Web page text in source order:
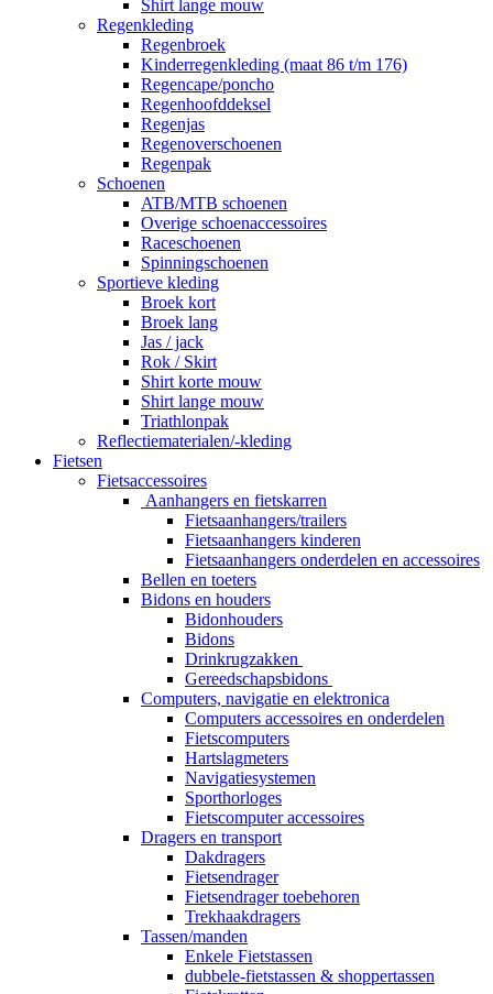
Shirt lange mouw
Regenkleding
Regenbroek
Kinderregenkleding (maat 86 t/m 176)
Regencape/poncho
Regenhoofddeksel
Regenjas
Regenoverschoenen
Regenpak
Schoenen
ATB/MTB schoenen
Overige schoenaccessoires
Raceschoenen
Spinningschoenen
Sportieve kleding
Broek kort
Broek lang
Jas / jack
Rok / Skirt
Shirt korte mouw
Shirt lange mouw
Triathlonpak
Reflectiematerialen/-kleding
Fietsen
Fietsaccessoires
Aanhangers en fietskarren
Fietsaanhangers/trailers
Fietsaanhangers kinderen
Fietsaanhangers onderdelen en accessoires
Bellen en toeters
Bidons en houders
Bidonhouders
Bidons
Drinkrugzakken
Gereedschapsbidons
Computers, navigatie en elektronica
Computers accessoires en onderdelen
Fietscomputers
Hartslagmeters
Navigatiesystemen
Sporthorloges
Fietscomputer accessoires
Dragers en transport
Dakdragers
Fietsendrager
Fietsendrager toebehoren
Trekhaakdragers
Tassen/manden
Enkele Fietstassen
dubbele-fietstassen & shoppertassen